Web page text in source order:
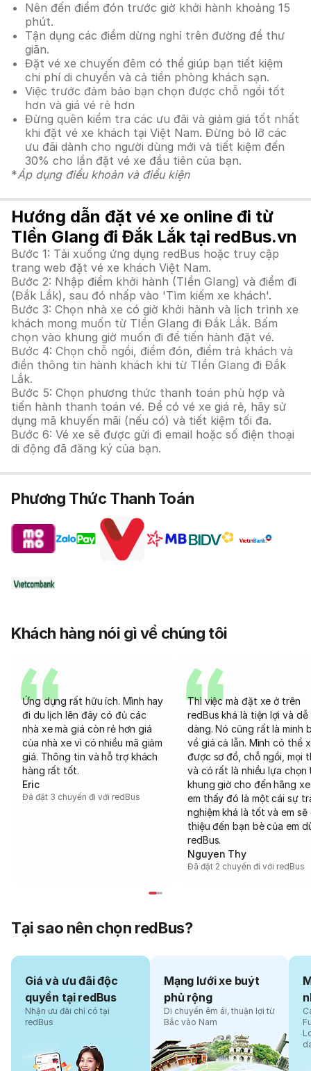
Nên đến điểm đón trước giờ khởi hành khoảng 15
phút.
Tận dụng các điểm dừng nghỉ trên đường để thư
giãn.
Đặt vé xe chuyến đêm có thể giúp bạn tiết kiệm
chi phí di chuyển và cả tiền phòng khách sạn.
Việc trước đảm bảo bạn chọn được chỗ ngồi tốt
hơn và giá vé rẻ hơn
Đừng quên kiểm tra các ưu đãi và giảm giá tốt nhất
khi đặt vé xe khách tại Việt Nam. Đừng bỏ lỡ các
ưu đãi dành cho người dùng mới và tiết kiệm đến
30% cho lần đặt vé xe đầu tiên của bạn.
*Áp dụng điều khoản và điều kiện
Hướng dẫn đặt vé xe online đi từ
TIền GIang đi Đắk Lắk tại redBus.vn
Bước 1: Tải xuống ứng dụng redBus hoặc truy cập
trang web đặt vé xe khách Việt Nam.
Bước 2: Nhập điểm khởi hành (TIền GIang) và điểm đi
(Đắk Lắk), sau đó nhấp vào 'Tìm kiếm xe khách'.
Bước 3: Chọn nhà xe có giờ khởi hành và lịch trình xe
khách mong muốn từ TIền GIang đi Đắk Lắk. Bấm
chọn vào khung giờ muốn đi để tiến hành đặt vé.
Bước 4: Chọn chỗ ngồi, điểm đón, điểm trả khách và
điền thông tin hành khách khi từ TIền GIang đi Đắk
Lắk.
Bước 5: Chọn phương thức thanh toán phù hợp và
tiến hành thanh toán vé. Để có vé xe giá rẻ, hãy sử
dụng mã khuyến mãi (nếu có) và tiết kiệm tối đa.
Bước 6: Vé xe sẽ được gửi đi email hoặc số điện thoại
di động đã đăng ký của bạn.
Phương Thức Thanh Toán
Khách hàng nói gì về chúng tôi
Ứng dụng rất hữu ích. Mình hay
đi du lịch lên đây có đủ các
nhà xe mà giá còn rẻ hơn giá
của nhà xe vì có nhiều mã giảm
giá. Thông tin và hỗ trợ khách
hàng rất tốt.
Eric
Đã đặt 3 chuyến đi với redBus
Thì việc mà đặt xe ở trên
redBus khá là tiện lợi và dễ
dàng. Nó cũng rất là minh
về giá cả lẫn. Mình có thể
được sơ đồ, chỗ ngồi, mọi
và có rất là nhiều lựa chọn
khung giờ cho đến hãng
em thấy đó là một cái sự
nghiệm khá là tốt và em sẽ
thiệu đến bạn bè của em
redBus.
Nguyen Thy
Đã đặt 2 chuyến đi với redBus
Tại sao nên chọn redBus?
Giá và ưu đãi độc
quyền tại redBus
Nhận ưu đãi chỉ có tại
redBus
Mạng lưới xe buýt
phủ rộng
Di chuyển êm ái, thuận lợi từ
Bắc vào Nam